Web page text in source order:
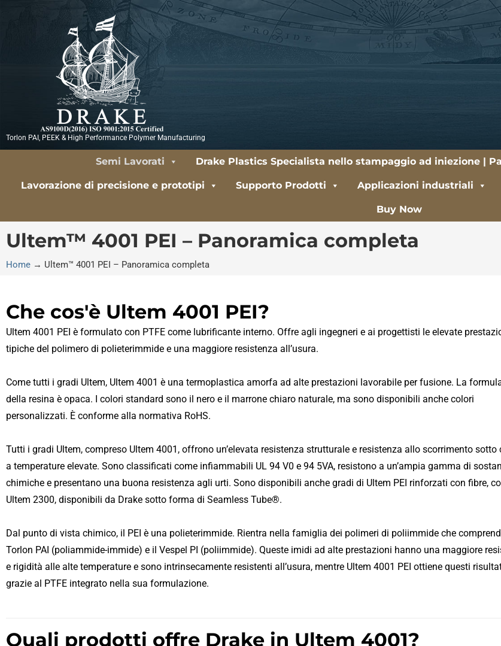
Torlon PAI, PEEK & High Performance Polymer Manufacturing
Semi Lavorati Drake Plastics Specialista nello stampaggio ad iniezione |
Lavorazione di precisione e prototipi Supporto Prodotti Applicazioni industriali
Buy Now
Ultem™ 4001 PEI – Panoramica completa
Home → Ultem™ 4001 PEI – Panoramica completa
Che cos'è Ultem 4001 PEI?
Ultem 4001 PEI è formulato con PTFE come lubrificante interno. Offre agli ingegneri e ai progettisti le elevate
tipiche del polimero di polieterimmide e una maggiore resistenza all’usura.
Come tutti i gradi Ultem, Ultem 4001 è una termoplastica amorfa ad alte prestazioni lavorabile per fusione. La
della resina è opaca. I colori standard sono il nero e il marrone chiaro naturale, ma sono disponibili anche colori
personalizzati. È conforme alla normativa RoHS.
Tutti i gradi Ultem, compreso Ultem 4001, offrono un’elevata resistenza strutturale e resistenza allo scorrimento sotto
a temperature elevate. Sono classificati come infiammabili UL 94 V0 e 94 5VA, resistono a un’ampia gamma di
chimiche e presentano una buona resistenza agli urti. Sono disponibili anche gradi di Ultem PEI rinforzati con fibre,
Ultem 2300, disponibili da Drake sotto forma di Seamless Tube®.
Dal punto di vista chimico, il PEI è una polieterimmide. Rientra nella famiglia dei polimeri di poliimmide che
Torlon PAI (poliammide-immide) e il Vespel PI (poliimmide). Queste imidi ad alte prestazioni hanno una maggiore
e rigidità alle alte temperature e sono intrinsecamente resistenti all’usura, mentre Ultem 4001 PEI ottiene questi
grazie al PTFE integrato nella sua formulazione.
Quali prodotti offre Drake in Ultem 4001?